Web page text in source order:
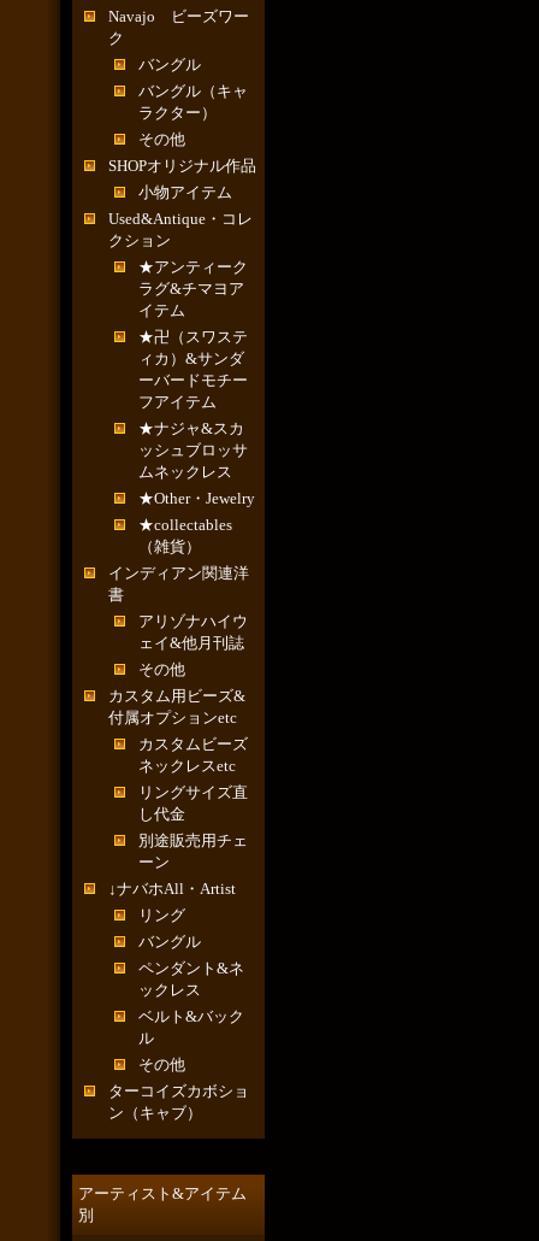
Navajo ビーズワー
ク
バングル
バングル（キャ
ラクター）
その他
SHOPオリジナル作品
小物アイテム
Used&Antique・コレ
クション
★アンティーク
ラグ&チマヨア
イテム
★卍（スワステ
ィカ）&サンダ
ーバードモチー
フアイテム
★ナジャ&スカ
ッシュブロッサ
ムネックレス
★Other・Jewelry
★collectables
（雑貨）
インディアン関連洋
書
アリゾナハイウ
ェイ&他月刊誌
その他
カスタム用ビーズ&
付属オプションetc
カスタムビーズ
ネックレスetc
リングサイズ直
し代金
別途販売用チェ
ーン
↓ナバホAll・Artist
リング
バングル
ペンダント&ネ
ックレス
ベルト&バック
ル
その他
ターコイズカボショ
ン（キャブ）
アーティスト&アイテム
別